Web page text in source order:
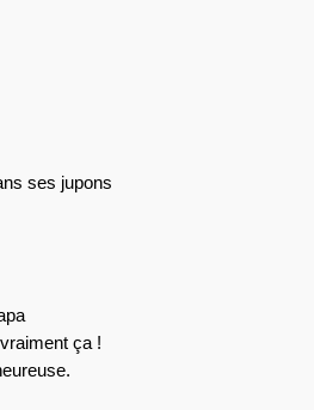
ses jupons
ça !